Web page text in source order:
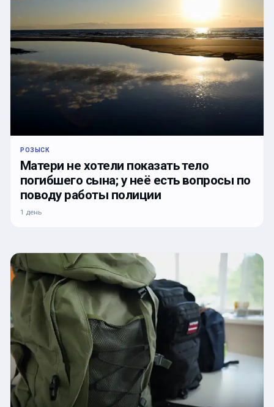
РОЗЫСК
Матери не хотели показать тело
погибшего сына; у неё есть вопросы по
поводу работы полиции
1 день